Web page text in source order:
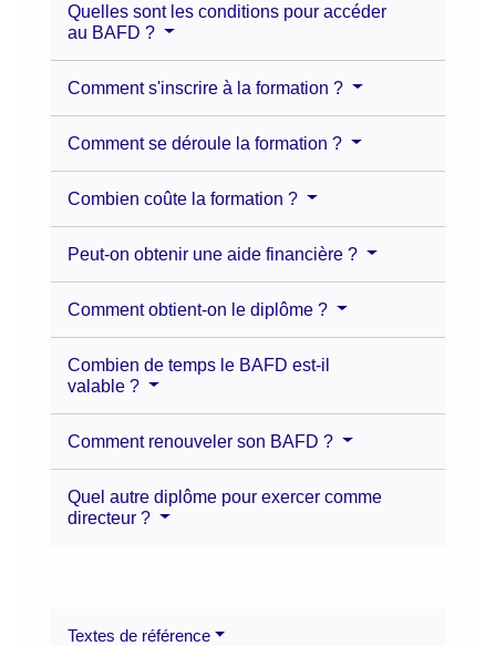
Quelles sont les conditions pour accéder
au BAFD ?
Comment s'inscrire à la formation ?
Comment se déroule la formation ?
Combien coûte la formation ?
Peut-on obtenir une aide financière ?
Comment obtient-on le diplôme ?
Combien de temps le BAFD est-il
valable ?
Comment renouveler son BAFD ?
Quel autre diplôme pour exercer comme
directeur ?
Textes de référence